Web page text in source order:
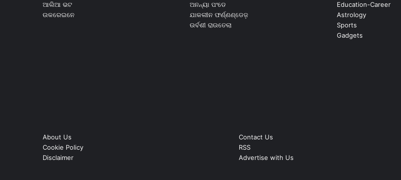
ଆଲିଆ ଭଟ
ଉକରେଇନେ
ଅନନ୍ୟା ପଂଡେ
ଯାକଲୀନ ଫର୍ଣ୍ଣଣ୍ଡେଜ଼
ଉର୍ବଶୀ ରାଉତେଲା
Education-Career
Astrology
Sports
Gadgets
About Us
Cookie Policy
Disclaimer
Contact Us
RSS
Advertise with Us